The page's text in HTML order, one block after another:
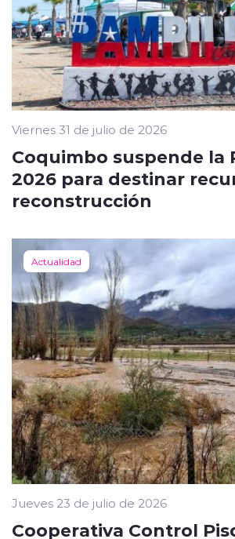
Viernes 31 de julio de 2026
Coquimbo suspende la
2026 para destinar
reconstrucción
Actualidad
Jueves 23 de julio de 2026
Cooperativa Control